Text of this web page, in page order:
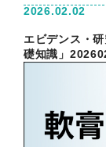
2026.02.02
エビデンス・
礎知識」